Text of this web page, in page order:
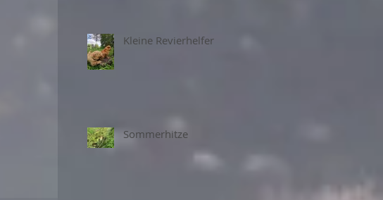
Kleine Revierhelfer
Sommerhitze